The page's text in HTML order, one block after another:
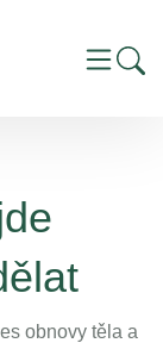
obnovy těla a